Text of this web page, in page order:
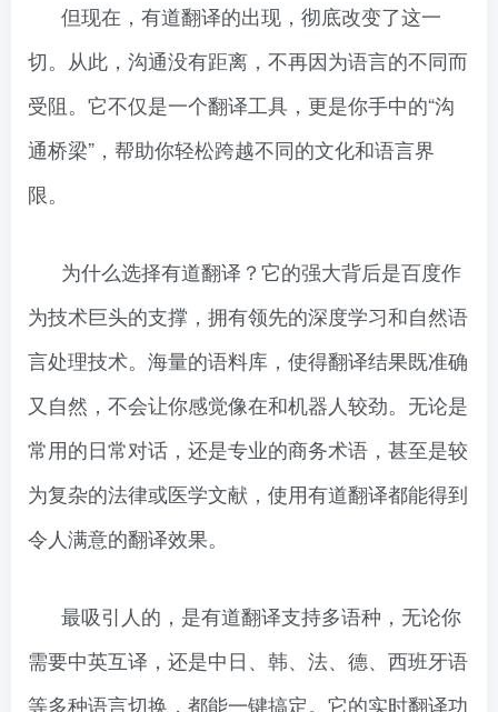
但现在，有道翻译的出现，彻底改变了这一
切。从此，沟通没有距离，不再因为语言的不同而
受阻。它不仅是一个翻译工具，更是你手中的“沟
通桥梁”，帮助你轻松跨越不同的文化和语言界
限。
为什么选择有道翻译？它的强大背后是百度作
为技术巨头的支撑，拥有领先的深度学习和自然语
言处理技术。海量的语料库，使得翻译结果既准确
又自然，不会让你感觉像在和机器人较劲。无论是
常用的日常对话，还是专业的商务术语，甚至是较
为复杂的法律或医学文献，使用有道翻译都能得到
令人满意的翻译效果。
最吸引人的，是有道翻译支持多语种，无论你
需要中英互译，还是中日、韩、法、德、西班牙语
等多种语言切换，都能一键搞定。它的实时翻译功